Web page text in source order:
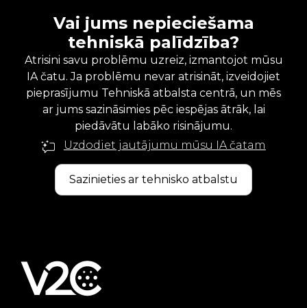
Vai jums nepieciešama
tehniskā palīdzība?
Atrisini savu problēmu uzreiz, izmantojot mūsu
IA čatu. Ja problēmu nevar atrisināt, izveidojiet
pieprasījumu Tehniskā atbalsta centrā, un mēs
ar jums sazināsimies pēc iespējas ātrāk, lai
piedāvātu labāko risinājumu.
Uzdodiet jautājumu mūsu IA čatam
Sazinieties ar tehnisko atbalstu